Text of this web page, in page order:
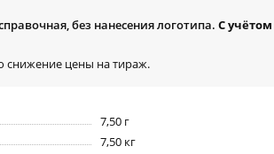
без нанесения логотипа. С учётом
снижение цены на тираж.
7,50 г
7,50 кг